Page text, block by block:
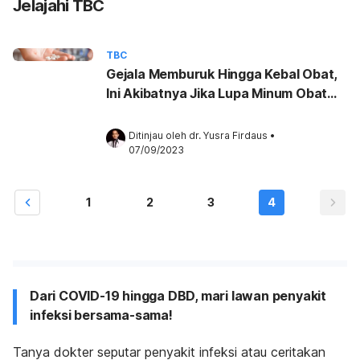
Jelajahi TBC
TBC
Gejala Memburuk Hingga Kebal Obat,
Ini Akibatnya Jika Lupa Minum Obat
Ditinjau oleh dr. Yusra Firdaus •
07/09/2023
1 2 3 4
Dari COVID-19 hingga DBD, mari lawan penyakit
infeksi bersama-sama!
Tanya dokter seputar penyakit infeksi atau ceritakan